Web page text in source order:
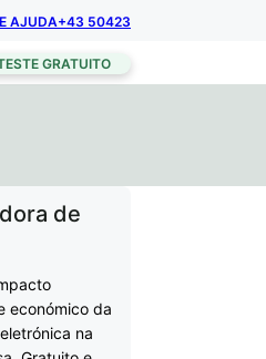
AJUDA+43 50423
GRATUITO
de
económico da
na